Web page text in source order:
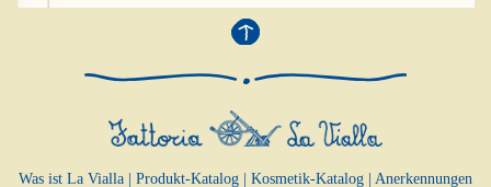
Was ist La Vialla | Produkt-Katalog | Kosmetik-Katalog | Anerkennungen